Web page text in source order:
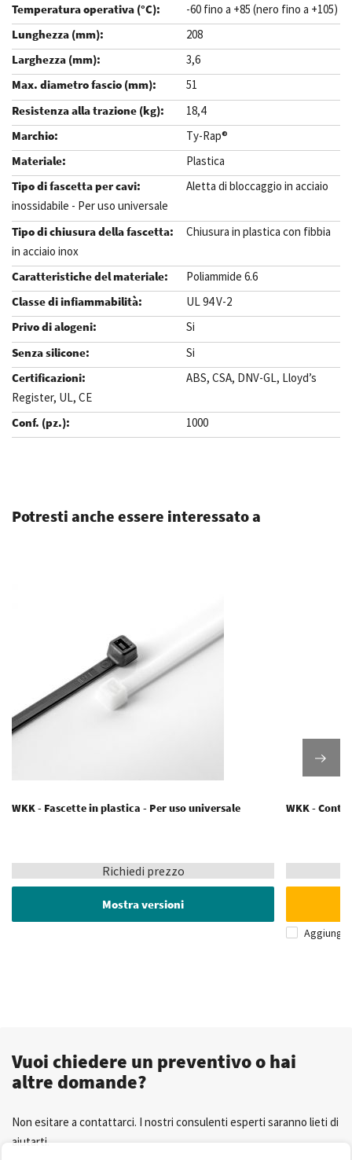
-60 fino a +85 (nero fino a +105)
208
3,6
51
18,4
Ty-Rap®
Plastica
Aletta di bloccaggio in acciaio
inossidabile - Per uso universale
Chiusura in plastica con fibbia
in acciaio inox
Poliammide 6.6
UL 94 V-2
Si
Si
ABS, CSA, DNV-GL, Lloyd’s
Register, UL, CE
1000
Potresti anche essere interessato a
WKK - Fascette in plastica - Per uso universale
Richiedi prezzo
Mostra versioni
WKK -
Aggiungi
Vuoi chiedere un preventivo o hai
altre domande?
Non esitare a contattarci. I nostri consulenti esperti saranno lieti di
aiutarti.